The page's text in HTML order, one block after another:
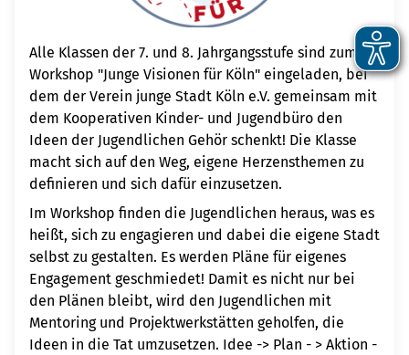
Alle Klassen der 7. und 8. Jahrgangsstufe sind zum
Workshop "Junge Visionen für Köln" eingeladen, bei
dem der Verein junge Stadt Köln e.V. gemeinsam mit
dem Kooperativen Kinder- und Jugendbüro den
Ideen der Jugendlichen Gehör schenkt! Die Klasse
macht sich auf den Weg, eigene Herzensthemen zu
definieren und sich dafür einzusetzen.
Im Workshop finden die Jugendlichen heraus, was es
heißt, sich zu engagieren und dabei die eigene Stadt
selbst zu gestalten. Es werden Pläne für eigenes
Engagement geschmiedet! Damit es nicht nur bei
den Plänen bleibt, wird den Jugendlichen mit
Mentoring und Projektwerkstätten geholfen, die
Ideen in die Tat umzusetzen. Idee -> Plan - > Aktion -